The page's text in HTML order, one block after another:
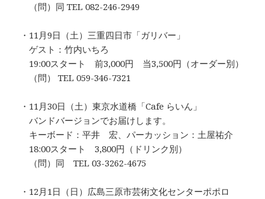
（問）同 TEL 082-246-2949
・11月9日（土）三重四日市「ガリバー」
ゲスト：竹内いちろ
19:00スタート 前3,000円 当3,500円（オーダー別）
（問） TEL 059-346-7321
・11月30日（土）東京水道橋「Cafe らいん」
バンドバージョンでお届けします。
キーボード：平井 宏、パーカッション：土屋祐介
18:00スタート 3,800円（ドリンク別）
（問）同 TEL 03-3262-4675
・12月1日（日）広島三原市芸術文化センターポポロ